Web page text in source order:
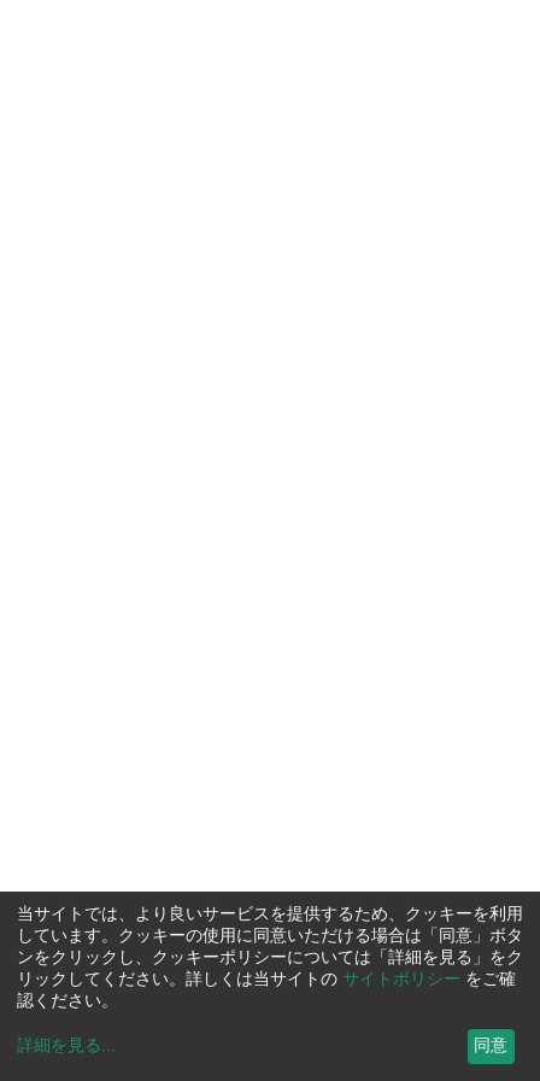
当サイトでは、より良いサービスを提供するため、クッキーを利用
しています。クッキーの使用に同意いただける場合は「同意」ボタ
ンをクリックし、クッキーポリシーについては「詳細を見る」をク
リックしてください。詳しくは当サイトの サイトポリシー をご確
認ください。
詳細を見る ... 同意